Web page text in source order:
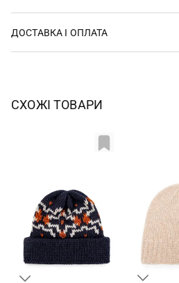
ДОСТАВКА І ОПЛАТА
СХОЖІ ТОВАРИ